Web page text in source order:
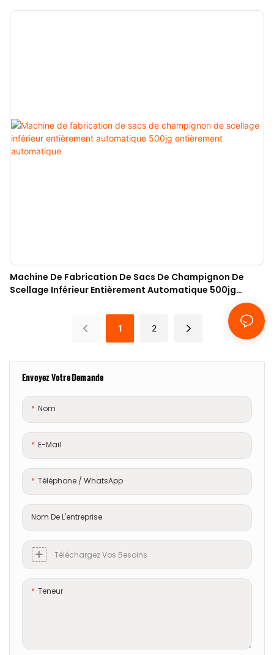
Envoyez Votre Demande
Nom
E-Mail
Téléphone / WhatsApp
Nom De L'entreprise
Téléchargez Vos Besoins
Teneur
Machine De Fabrication De Sacs De Champignon De
Scellage Inférieur Entièrement Automatique 500jg
1 2